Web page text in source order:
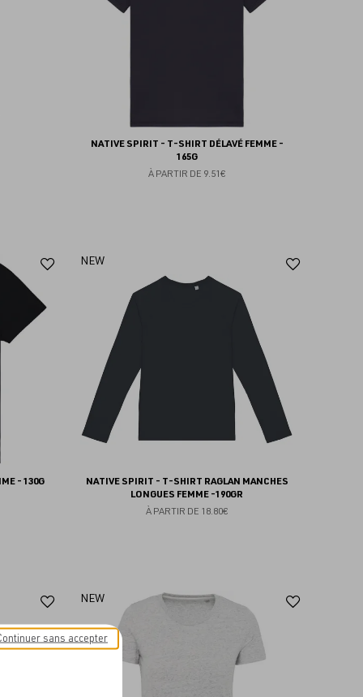
NATIVE SPIRIT - T-SHIRT DÉLAVÉ FEMME -
165G
À PARTIR DE 9.51€
- 130G
Ajouter
NEW
NATIVE SPIRIT - T-SHIRT RAGLAN MANCHES
LONGUES FEMME -190GR
À PARTIR DE 18.80€
Ajouter
aux
favoris
NEW
sans accepter